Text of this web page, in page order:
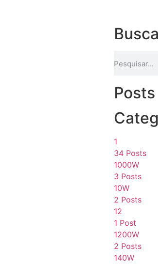
Busca
1
34 Posts
1000W
3 Posts
10W
2 Posts
12
1 Post
1200W
2 Posts
140W